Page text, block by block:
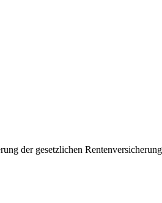
der gesetzlichen Rentenversicherung